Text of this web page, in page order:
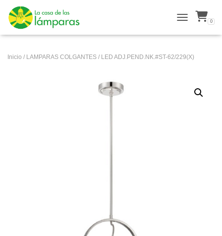
ALTERNAR
0
Inicio / LAMPARAS COLGANTES / LED ADJ.PEND.NK.#ST-62/229(X)